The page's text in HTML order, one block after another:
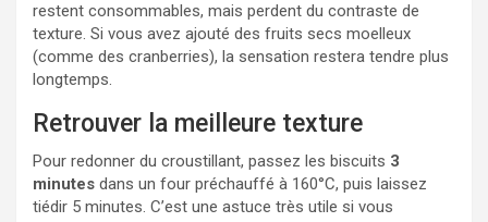
restent consommables, mais perdent du contraste de
texture. Si vous avez ajouté des fruits secs moelleux
(comme des cranberries), la sensation restera tendre plus
longtemps.
Retrouver la meilleure texture
Pour redonner du croustillant, passez les biscuits 3
minutes dans un four préchauffé à 160°C, puis laissez
tiédir 5 minutes. C’est une astuce très utile si vous